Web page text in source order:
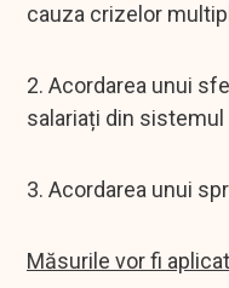
cauza crizelor
2. Acordarea unui
salariați din sistemul
3. Acordarea unui
Măsurile vor fi